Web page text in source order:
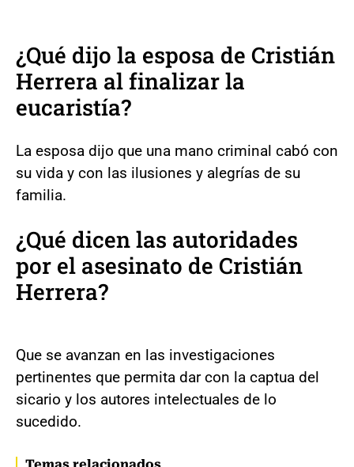
¿Qué dijo la esposa de Cristián
Herrera al finalizar la
eucaristía?
La esposa dijo que una mano criminal cabó con
su vida y con las ilusiones y alegrías de su
familia.
¿Qué dicen las autoridades
por el asesinato de Cristián
Herrera?
Que se avanzan en las investigaciones
pertinentes que permita dar con la captua del
sicario y los autores intelectuales de lo
sucedido.
Temas relacionados